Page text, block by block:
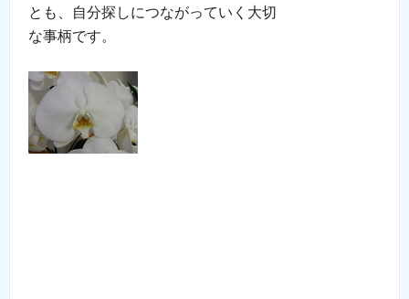
とも、自分探しにつながっていく大切
な事柄です。